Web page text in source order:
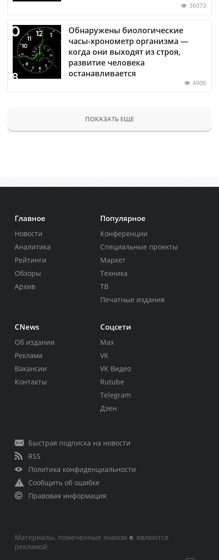
36073
Обнаружены биологические
часы-хронометр организма —
когда они выходят из строя,
развитие человека
останавливается
4906
ПОКАЗАТЬ ЕЩЕ
Главное
Новости
Аналитика
Рейтинги
Обзоры
Архив
Популярное
Конференции
Специальные проекты
Маркет
Техника
ТВ
Печатные издания
CNews
Об издании
Реклама
Вакансии
Контакты
Соцсети
Max
VK
VK Видео
Rutube
Telegram
Дзен
Быстрая подписка на новости
RSS
Политика конфиденциальности
Сообщить об ошибке
Правовая информация
Материалы, помеченные знаком ■, являются
рекламой